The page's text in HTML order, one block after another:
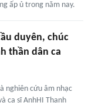
ấp ủ trong năm nay.
duyên, chúc
thần dân ca
nghiên cứu âm nhạc
ca sĩ AnhHI Thanh